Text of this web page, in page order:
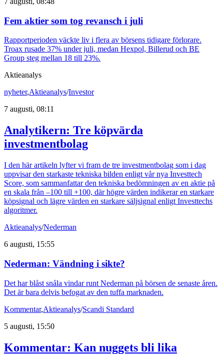
Fem aktier som tog revansch i juli
Rapportperioden väckte liv i flera av börsens tidigare förlorare.
Troax rusade 37% under juli, medan Hexpol, Billerud och BE
Group steg mellan 18 till 23%.
Aktieanalys
nyheter,Aktieanalys/Investor
7 augusti, 08:11
Analytikern: Tre köpvärda
investmentbolag
I den här artikeln lyfter vi fram de tre investmentbolag som i dag
uppvisar den starkaste tekniska bilden enligt vår nya Investtech
Score, som sammanfattar den tekniska bedömningen av en aktie på
en skala från –100 till +100, där högre värden indikerar en starkare
köpsignal och lägre värden en starkare säljsignal enligt Investtechs
algoritmer.
Aktieanalys/Nederman
6 augusti, 15:55
Nederman: Vändning i sikte?
Det har blåst snåla vindar runt Nederman på börsen de senaste åren.
Det är bara delvis befogat av den tuffa marknaden.
Kommentar,Aktieanalys/Scandi Standard
5 augusti, 15:50
Kommentar: Kan nuggets bli lika